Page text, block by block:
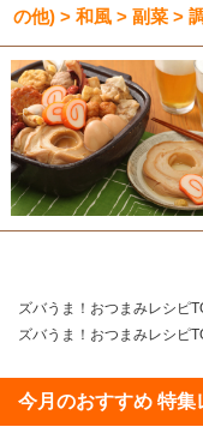
の他) > 和風 > 副菜 >
ズバうま！おつまみレシピ
ズバうま！おつまみレシピ
今月のおすすめ 特集